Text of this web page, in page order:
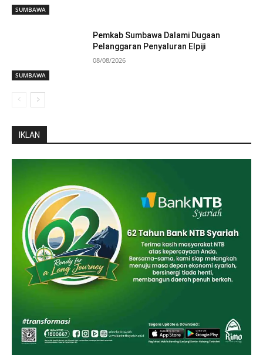
SUMBAWA
SUMBAWA
Pemkab Sumbawa Dalami Dugaan
Pelanggaran Penyaluran Elpiji
08/08/2026
IKLAN